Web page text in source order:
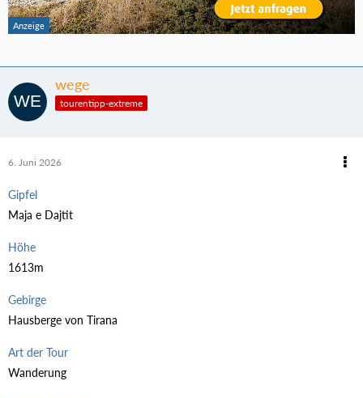
wege
tourentipp-extreme
6. Juni 2026
Gipfel
Maja e Dajtit
Höhe
1613m
Gebirge
Hausberge von Tirana
Art der Tour
Wanderung